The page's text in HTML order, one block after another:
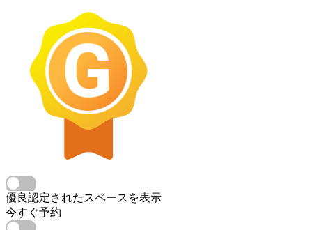
優良認定されたスペースを表示
今すぐ予約